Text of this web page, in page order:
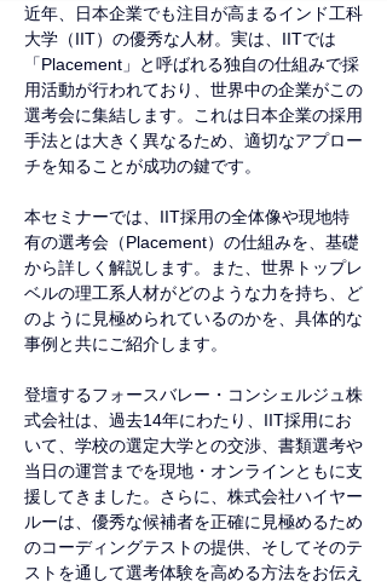
近年、日本企業でも注目が高まるインド工科
大学（IIT）の優秀な人材。実は、IITでは
「Placement」と呼ばれる独自の仕組みで採
用活動が行われており、世界中の企業がこの
選考会に集結します。これは日本企業の採用
手法とは大きく異なるため、適切なアプロー
チを知ることが成功の鍵です。
本セミナーでは、IIT採用の全体像や現地特
有の選考会（Placement）の仕組みを、基礎
から詳しく解説します。また、世界トップレ
ベルの理工系人材がどのような力を持ち、ど
のように見極められているのかを、具体的な
事例と共にご紹介します。
登壇するフォースバレー・コンシェルジュ株
式会社は、過去14年にわたり、IIT採用にお
いて、学校の選定大学との交渉、書類選考や
当日の運営までを現地・オンラインともに支
援してきました。さらに、株式会社ハイヤー
ルーは、優秀な候補者を正確に見極めるため
のコーディングテストの提供、そしてそのテ
ストを通して選考体験を高める方法をお伝え